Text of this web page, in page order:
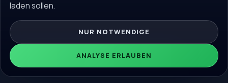
© 2026 seokostenlos.de. Alle Rechte vorbehalten.
Community
laden sollen.
NUR NOTWENDIGE
ANALYSE ERLAUBEN